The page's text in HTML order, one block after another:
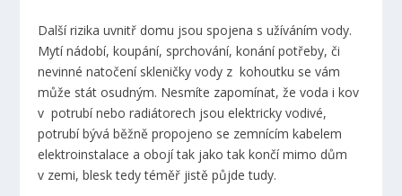
Další rizika uvnitř domu jsou spojena s užíváním vody.
Mytí nádobí, koupání, sprchování, konání potřeby, či
nevinné natočení skleničky vody z kohoutku se vám
může stát osudným. Nesmíte zapomínat, že voda i kov
v potrubí nebo radiátorech jsou elektricky vodivé,
potrubí bývá běžně propojeno se zemnícím kabelem
elektroinstalace a obojí tak jako tak končí mimo dům
v zemi, blesk tedy téměř jistě půjde tudy.